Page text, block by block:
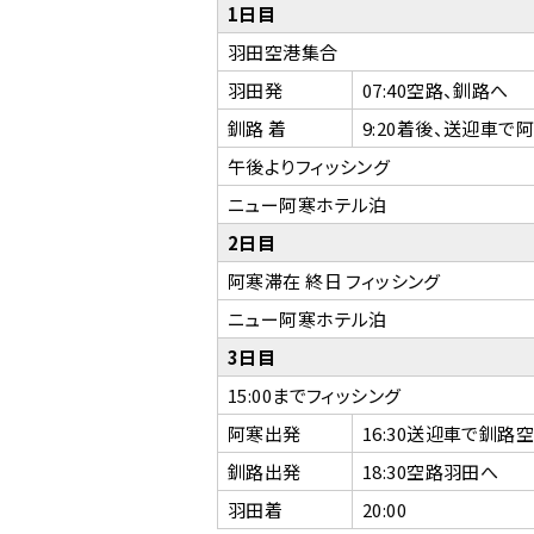
1日目
羽田空港集合
羽田発
07:40空路、釧路へ
釧路 着
9:20着後、送迎車で
午後よりフィッシング
ニュー阿寒ホテル泊
2日目
阿寒滞在 終日 フィッシング
ニュー阿寒ホテル泊
3日目
15:00までフィッシング
阿寒出発
16:30送迎車で釧路
釧路出発
18:30空路羽田へ
羽田着
20:00